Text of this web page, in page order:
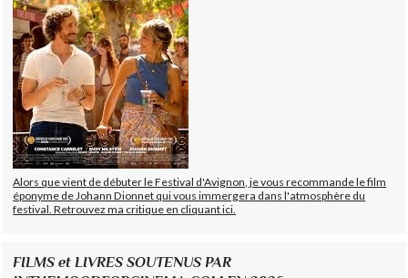
Alors que vient de débuter le Festival d'Avignon, je vous recommande le film
éponyme de Johann Dionnet qui vous immergera dans l'atmosphère du
festival. Retrouvez ma critique en cliquant ici.
FILMS et LIVRES SOUTENUS PAR